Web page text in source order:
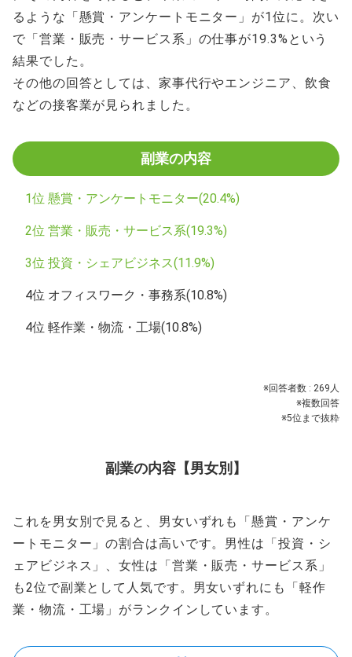
るような「懸賞・アンケートモニター」が1位に。次い
で「営業・販売・サービス系」の仕事が19.3%という
結果でした。
その他の回答としては、家事代行やエンジニア、飲食
などの接客業が見られました。
副業の内容
1位 懸賞・アンケートモニター(20.4%)
2位 営業・販売・サービス系(19.3%)
3位 投資・シェアビジネス(11.9%)
4位 オフィスワーク・事務系(10.8%)
4位 軽作業・物流・工場(10.8%)
※回答者数 : 269人
※複数回答
※5位まで抜粋
副業の内容【男女別】
これを男女別で見ると、男女いずれも「懸賞・アンケ
ートモニター」の割合は高いです。男性は「投資・シ
ェアビジネス」、女性は「営業・販売・サービス系」
も2位で副業として人気です。男女いずれにも「軽作
業・物流・工場」がランクインしています。